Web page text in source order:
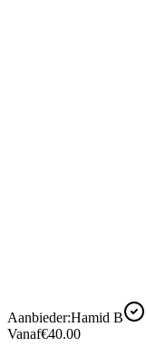
Aanbieder:Hamid B
Vanaf€40.00